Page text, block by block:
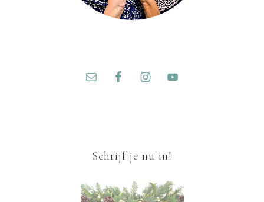
Schrijf je nu in!